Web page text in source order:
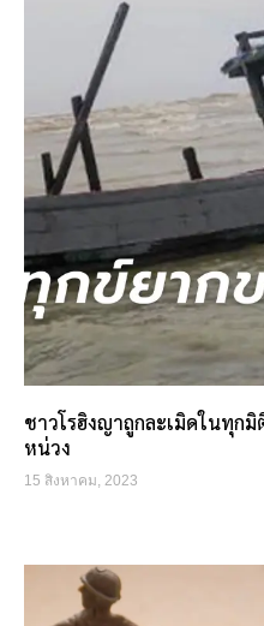
ชาวโรฮิงญาถูกละเมิดในทุก
หน่วง
15 สิงหาคม, 2023